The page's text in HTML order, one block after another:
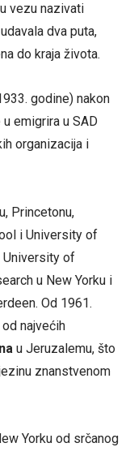
vezu nazivati
dva puta,
do kraja života.
godine) nakon
emigrira u SAD
organizacija i
Princetonu,
i University of
University of
u New Yorku i
Od 1961.
najvećih
u Jeruzalemu, što
znanstvenom
Yorku od srčanog